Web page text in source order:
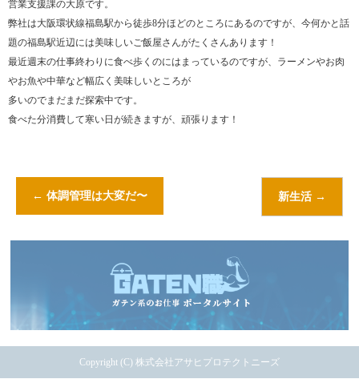
営業支援課の大原です。
弊社は大阪環状線福島駅から徒歩8分ほどのところにあるのですが、今何かと話
題の福島駅近辺には美味しいご飯屋さんがたくさんあります！
最近週末の仕事終わりに食べ歩くのにはまっているのですが、ラーメンやお肉
やお魚や中華など幅広く美味しいところが
多いのでまだまだ探索中です。
食べた分消費して寒い日が続きますが、頑張ります！
← 体調管理は大変だ〜 新生活 →
Copyright (C) 株式会社アサヒプロテクトニーズ